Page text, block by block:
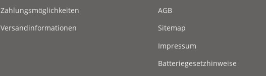
Zahlungsmöglichkeiten
Versandinformationen
AGB
Sitemap
Impressum
Batteriegesetzhinweise